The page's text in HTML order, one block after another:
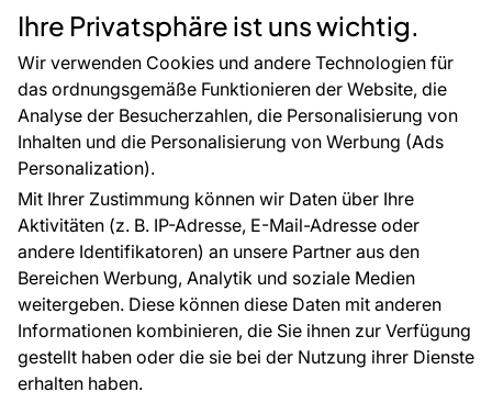
Ihre Privatsphäre ist uns wichtig.
Wir verwenden Cookies und andere Technologien für
das ordnungsgemäße Funktionieren der Website, die
Analyse der Besucherzahlen, die Personalisierung von
Inhalten und die Personalisierung von Werbung (Ads
Personalization).
Mit Ihrer Zustimmung können wir Daten über Ihre
Aktivitäten (z. B. IP-Adresse, E-Mail-Adresse oder
andere Identifikatoren) an unsere Partner aus den
Bereichen Werbung, Analytik und soziale Medien
weitergeben. Diese können diese Daten mit anderen
Informationen kombinieren, die Sie ihnen zur Verfügung
gestellt haben oder die sie bei der Nutzung ihrer Dienste
erhalten haben.
Rücksendung von Waren
CE-Zertifizierung
Großhandel
Raumvisualisierung
Selbstklebende Folien
Zubehör
Tapetenmuster
FÜR SIE
Blog
EU-Projekte
Ratschläge und Tipps
FAQ
ÜBER DAS UNTERNEHMEN
Kontakt
Haben Sie Fragen? Wir helfen Ihnen gerne weiter